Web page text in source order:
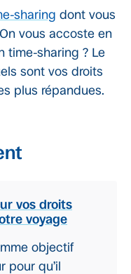
sharing dont vous
vous accoste en
time-sharing ? Le
sont vos droits
plus répandues.
vos droits
voyage
objectif
pour qu’il